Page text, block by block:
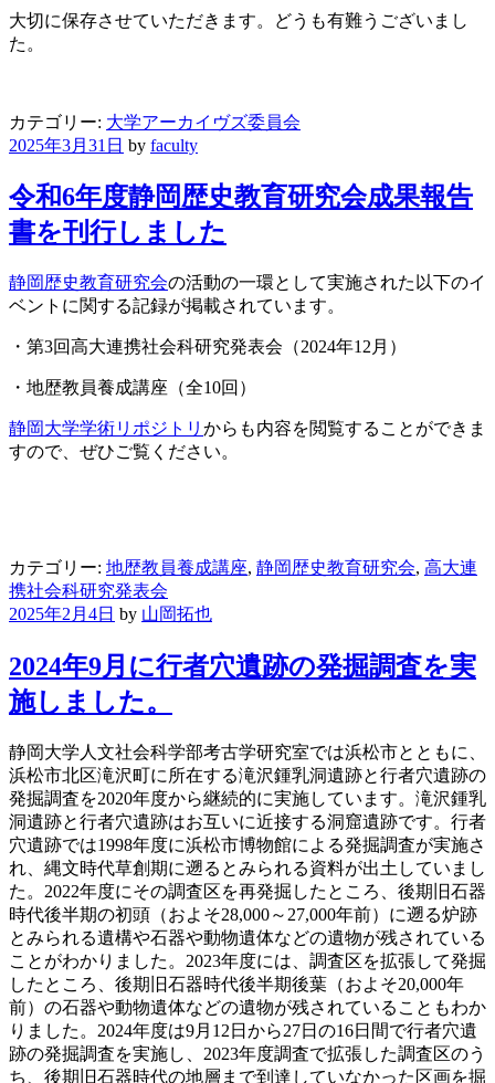
大切に保存させていただきます。どうも有難うございまし
た。
カテゴリー: 大学アーカイヴズ委員会
2025年3月31日 by faculty
令和6年度静岡歴史教育研究会成果報告
書を刊行しました
静岡歴史教育研究会の活動の一環として実施された以下のイ
ベントに関する記録が掲載されています。
・第3回高大連携社会科研究発表会（2024年12月）
・地歴教員養成講座（全10回）
静岡大学学術リポジトリ からも内容を閲覧することができま
すので、ぜひご覧ください。
カテゴリー: 地歴教員養成講座, 静岡歴史教育研究会, 高大連
携社会科研究発表会
2025年2月4日 by 山岡拓也
2024年9月に行者穴遺跡の発掘調査を実
施しました。
静岡大学人文社会科学部考古学研究室では浜松市とともに、
浜松市北区滝沢町に所在する滝沢鍾乳洞遺跡と行者穴遺跡の
発掘調査を2020年度から継続的に実施しています。滝沢鍾乳
洞遺跡と行者穴遺跡はお互いに近接する洞窟遺跡です。行者
穴遺跡では1998年度に浜松市博物館による発掘調査が実施さ
れ、縄文時代草創期に遡るとみられる資料が出土していまし
た。2022年度にその調査区を再発掘したところ、後期旧石器
時代後半期の初頭（およそ28,000～27,000年前）に遡る炉跡
とみられる遺構や石器や動物遺体などの遺物が残されている
ことがわかりました。2023年度には、調査区を拡張して発掘
したところ、後期旧石器時代後半期後葉（およそ20,000年
前）の石器や動物遺体などの遺物が残されていることもわか
りました。2024年度は9月12日から27日の16日間で行者穴遺
跡の発掘調査を実施し、2023年度調査で拡張した調査区のう
ち、後期旧石器時代の地層まで到達していなかった区画を掘